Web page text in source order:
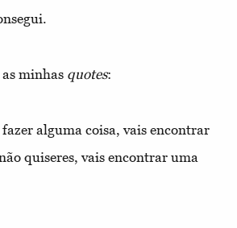
as minhas quotes:
alguma coisa, vais encontrar
quiseres, vais encontrar uma